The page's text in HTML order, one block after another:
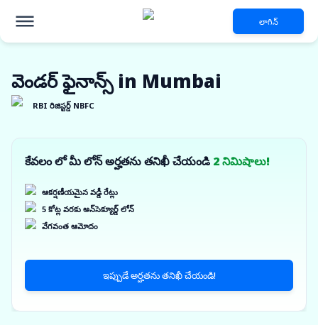
లాగిన్
వెండర్ ఫైనాన్స్ in Mumbai
RBI రిజిస్టర్డ్ NBFC
కేవలం లో మీ లోన్ అర్హతను తనిఖీ చేయండి 2 నిమిషాలు!
ఆకర్షణీయమైన వడ్డీ రేట్లు
5 కోట్ల వరకు అన్‌సెక్యూర్డ్ లోన్
వేగవంత ఆమోదం
ఇప్పుడే అర్హతను తనిఖీ చేయండి!